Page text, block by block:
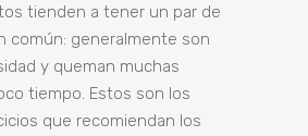
tienden a tener un par de
común: generalmente son
y queman muchas
tiempo. Estos son los
que recomiendan los